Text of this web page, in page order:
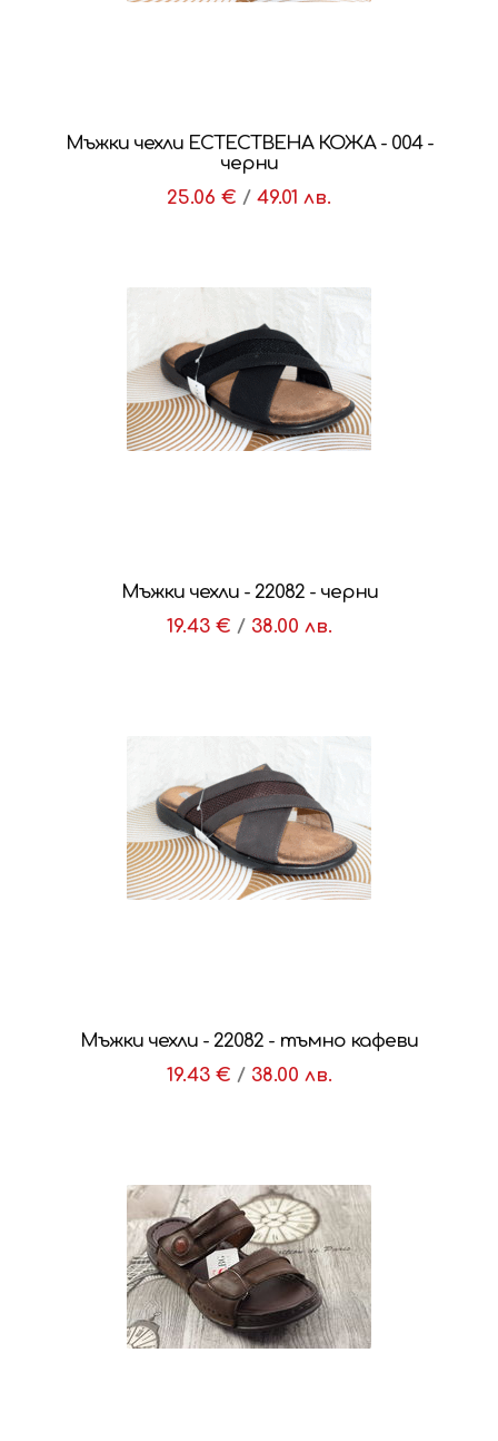
Мъжки чехли ЕСТЕСТВЕНА КОЖА - 004 -
черни
25.06 € / 49.01 лв.
Мъжки чехли - 22082 - черни
19.43 € / 38.00 лв.
Мъжки чехли - 22082 - тъмно кафеви
19.43 € / 38.00 лв.